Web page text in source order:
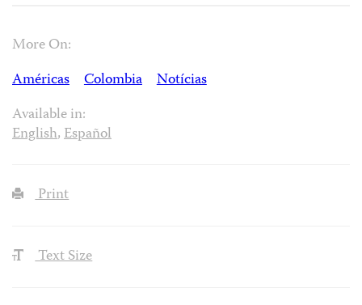
More On:
Américas
Colombia
Notícias
Available in:
English,Español
Print
Text Size